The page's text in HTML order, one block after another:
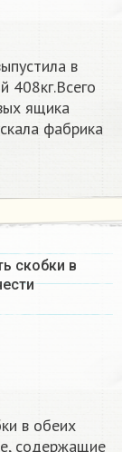
в
408кг.Всего
ящика
фабрика
скобки в
в обеих
содержащие